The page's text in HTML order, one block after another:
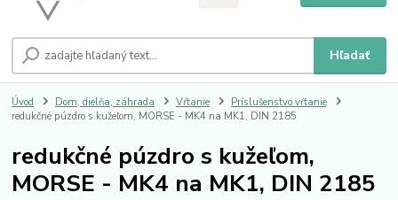
Hľadať
Úvod Dom, dielňa, záhrada Vŕtanie
Príslušenstvo vŕtanie
redukčné púzdro s kužeľom, MORSE - MK4 na MK1, DIN 2185
redukčné púzdro s kužeľom,
MORSE - MK4 na MK1, DIN 2185